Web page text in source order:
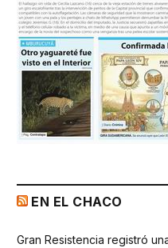
EN EL CHACO
Gran Resistencia registró